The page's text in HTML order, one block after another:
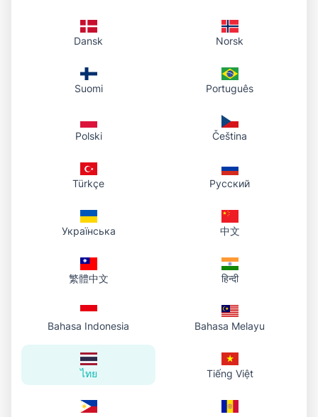
Dansk Norsk
Suomi Português
Polski Čeština
Türkçe Русский
Українська 中文
繁體中文 हिन्दी
Bahasa Indonesia Bahasa Melayu
ไทย Tiếng Việt